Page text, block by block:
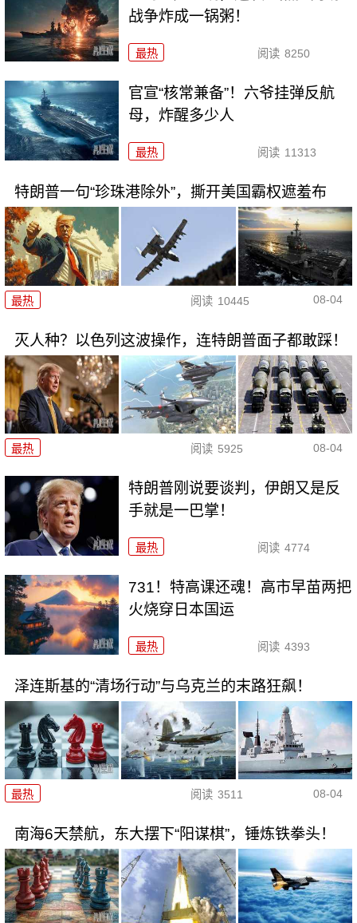
战争炸成一锅粥！
最热 阅读 8250
官宣“核常兼备”！六爷挂弹反航
母，炸醒多少人
最热 阅读 11313
特朗普一句“珍珠港除外”，撕开美国霸权遮羞布
最热 阅读 10445 08-04
灭人种？以色列这波操作，连特朗普面子都敢踩！
最热 阅读 5925 08-04
特朗普刚说要谈判，伊朗又是反
手就是一巴掌！
最热 阅读 4774
731！特高课还魂！高市早苗两把
火烧穿日本国运
最热 阅读 4393
泽连斯基的“清场行动”与乌克兰的末路狂飙！
最热 阅读 3511 08-04
南海6天禁航，东大摆下“阳谋棋”，锤炼铁拳头！